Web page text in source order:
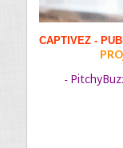
CAPTIVEZ -
-